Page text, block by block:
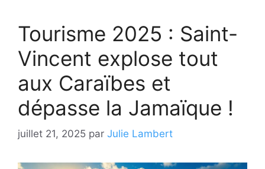
Tourisme 2025 : Saint-
Vincent explose tout
aux Caraïbes et
dépasse la Jamaïque !
juillet 21, 2025 par Julie Lambert